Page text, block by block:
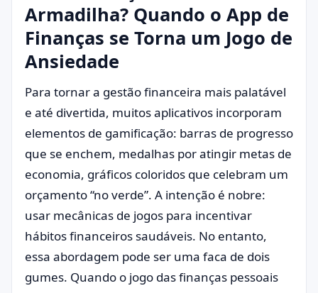
Armadilha? Quando o App de
Finanças se Torna um Jogo de
Ansiedade
Para tornar a gestão financeira mais palatável
e até divertida, muitos aplicativos incorporam
elementos de gamificação: barras de progresso
que se enchem, medalhas por atingir metas de
economia, gráficos coloridos que celebram um
orçamento “no verde”. A intenção é nobre:
usar mecânicas de jogos para incentivar
hábitos financeiros saudáveis. No entanto,
essa abordagem pode ser uma faca de dois
gumes. Quando o jogo das finanças pessoais